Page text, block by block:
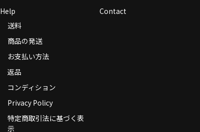
Help
送料
商品の発送
お支払い方法
返品
コンディション
Privacy Policy
特定商取引法に基づく表
示
Contact